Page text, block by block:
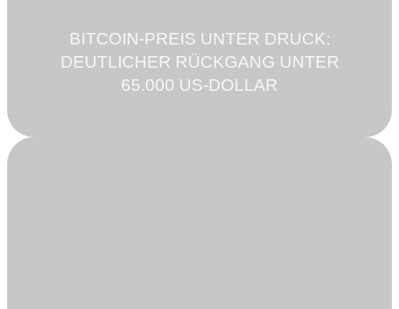
BITCOIN-PREIS UNTER DRUCK:
DEUTLICHER RÜCKGANG UNTER
65.000 US-DOLLAR